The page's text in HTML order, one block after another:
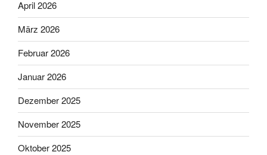
April 2026
März 2026
Februar 2026
Januar 2026
Dezember 2025
November 2025
Oktober 2025